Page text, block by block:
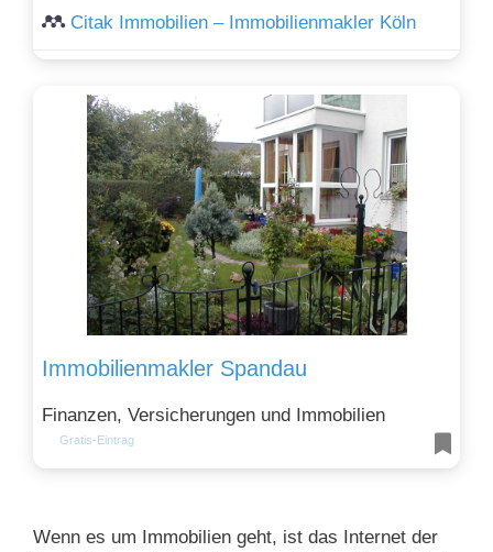
Citak Immobilien – Immobilienmakler Köln
Immobilienmakler Spandau
Finanzen, Versicherungen und Immobilien
Gratis-Eintrag
Wenn es um Immobilien geht, ist das Internet der